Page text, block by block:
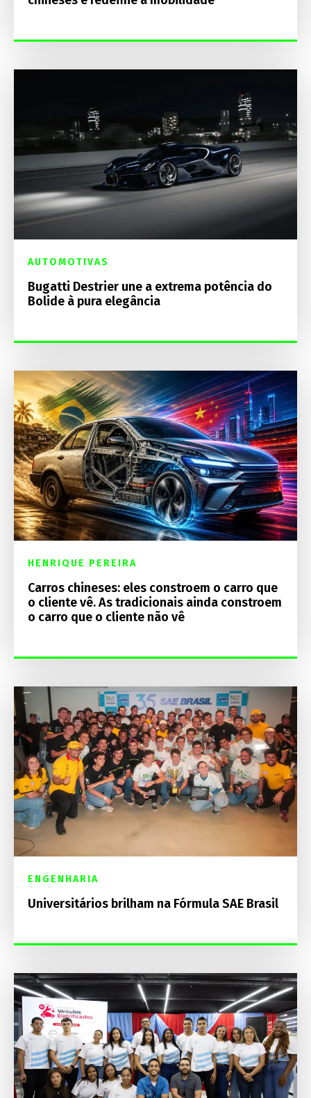
AUTOMOTIVAS
Bugatti Destrier une a extrema potência do
Bolide à pura elegância
HENRIQUE PEREIRA
Carros chineses: eles constroem o carro que
o cliente vê. As tradicionais ainda constroem
o carro que o cliente não vê
ENGENHARIA
Universitários brilham na Fórmula SAE Brasil